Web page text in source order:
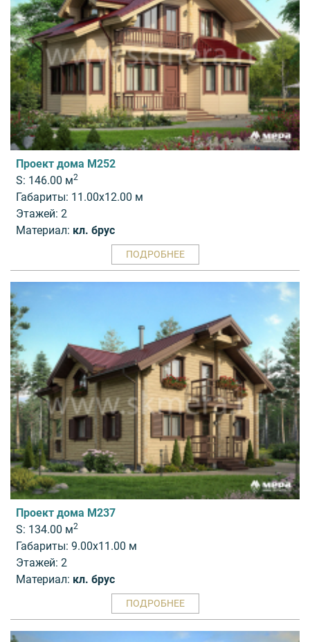
Проект дома M252
S: 146.00 м2
Габариты: 11.00x12.00 м
Этажей: 2
Материал: кл. брус
ПОДРОБНЕЕ
Проект дома M237
S: 134.00 м2
Габариты: 9.00x11.00 м
Этажей: 2
Материал: кл. брус
ПОДРОБНЕЕ